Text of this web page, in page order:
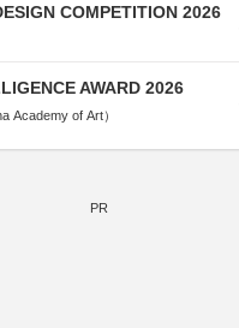
COMPETITION 2026
AWARD 2026
Academy of Art）
PR